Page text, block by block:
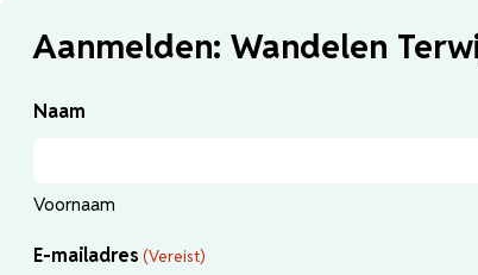
Aanmelden: Wandelen
Naam
Voornaam
E-mailadres (Vereist)